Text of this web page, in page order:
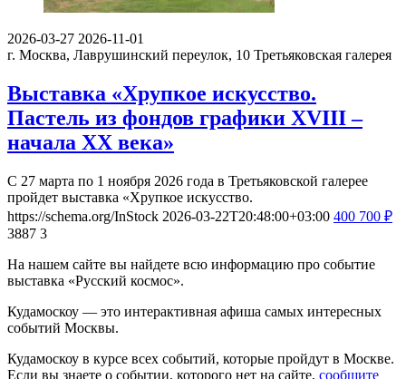
2026-03-27 2026-11-01
г. Москва, Лаврушинский переулок, 10 Третьяковская галерея
Выставка «Хрупкое искусство.
Пастель из фондов графики XVIII –
начала XX века»
С 27 марта по 1 ноября 2026 года в Третьяковской галерее
пройдет выставка «Хрупкое искусство.
https://schema.org/InStock 2026-03-22T20:48:00+03:00 400 700 ₽
3887 3
На нашем сайте вы найдете всю информацию про событие
выставка «Русский космос».
Кудамоскоу — это интерактивная афиша самых интересных
событий Москвы.
Кудамоскоу в курсе всех событий, которые пройдут в Москве.
Если вы знаете о событии, которого нет на сайте, сообщите